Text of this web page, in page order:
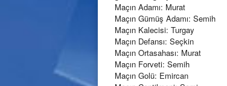
Maçın Adamı: Murat
Maçın Gümüş Adamı: Semih
Maçın Kalecisi: Turgay
Maçın Defansı: Seçkin
Maçın Ortasahası: Murat
Maçın Forveti: Semih
Maçın Golü: Emircan